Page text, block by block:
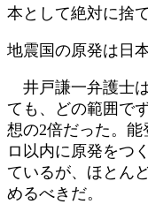
本として絶対に捨
地震国の原発は日
井戸謙一弁護士
ても、どの範囲で
想の2倍だった。
ロ以内に原発をつ
ているが、ほとん
めるべきだ。